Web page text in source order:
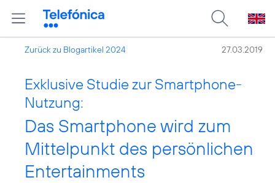
Zurück zu Blogartikel 2024 27.03.2019
Exklusive Studie zur Smartphone-
Nutzung:
Das Smartphone wird zum
Mittelpunkt des persönlichen
Entertainments